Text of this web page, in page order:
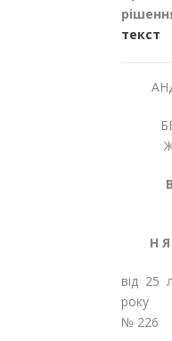
текст
Н Я
від 25
№ 226